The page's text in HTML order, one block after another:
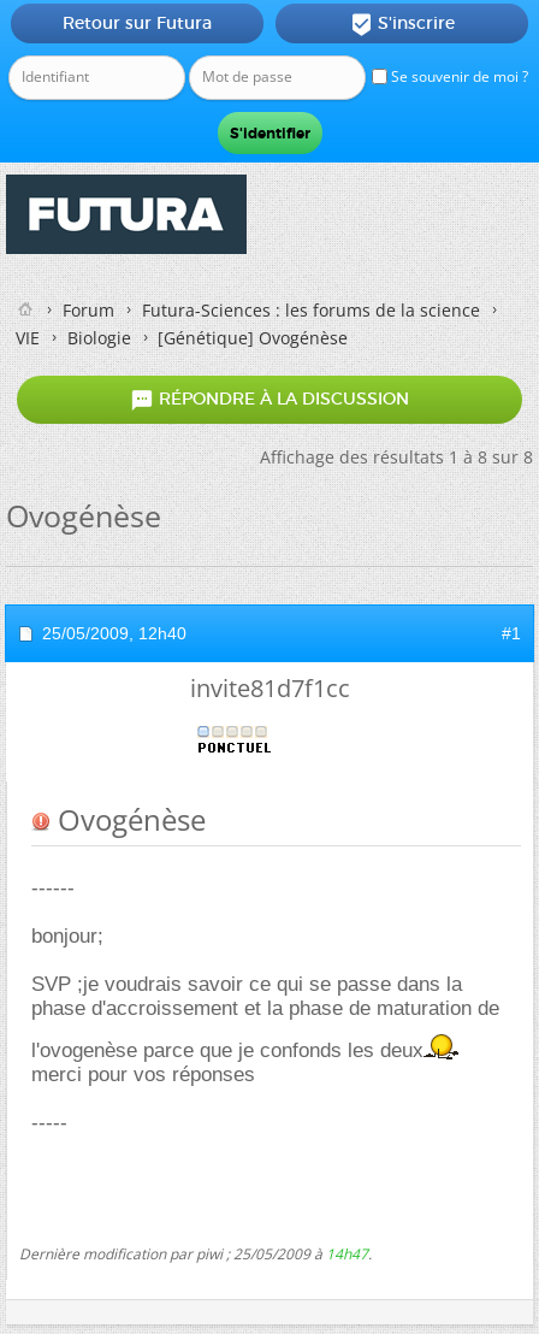
Se souvenir de moi ?
Retour sur Futura  S'inscrire
Forum
Futura-Sciences : les forums de la science
VIE
Biologie [Génétique]Ovogénèse
 RÉPONDRE À LA DISCUSSION
Affichage des résultats 1 à 8 sur 8
Ovogénèse
25/05/2009, 12h40 #1
invite81d7f1cc
Ovogénèse
------
bonjour;
SVP ;je voudrais savoir ce qui se passe dans la
phase d'accroissement et la phase de maturation de
l'ovogenèse parce que je confonds les deux
merci pour vos réponses
-----
Dernière modification par piwi ; 25/05/2009 à 14h47.